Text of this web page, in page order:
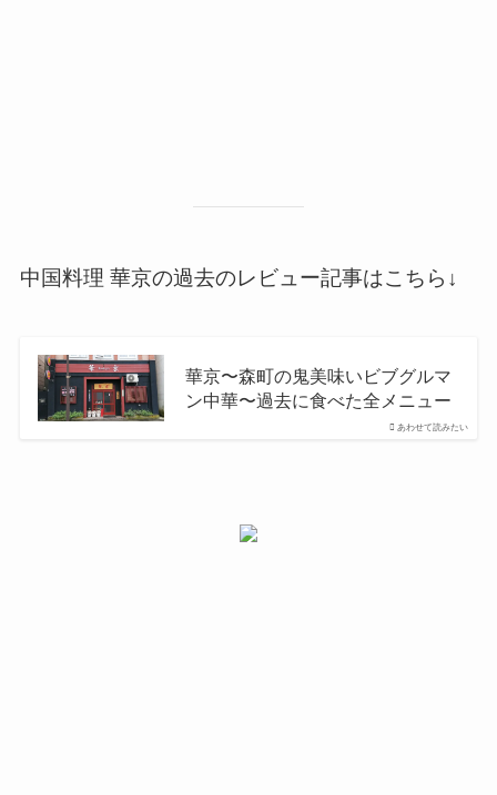
中国料理 華京の過去のレビュー記事はこちら↓
あわせて読みたい
華京〜森町の鬼美味いビブグルマ
ン中華〜過去に食べた全メニュー